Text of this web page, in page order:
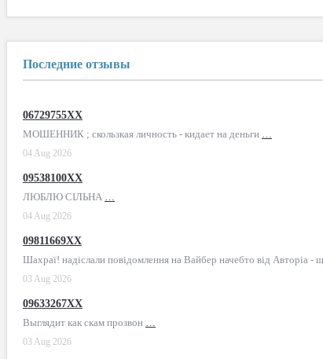
Последние отзывы
06729755XX
МОШЕННИК ; скользкая личность - кидает на деньги …
04 Aug 2026
09538100XX
ЛЮБЛЮ СІЛЬНА …
04 Aug 2026
09811669XX
Шахраї! надіслали повідомлення на Вайбер начебто від Авторіа -
03 Aug 2026
09633267XX
Выглядит как скам прозвон …
03 Aug 2026